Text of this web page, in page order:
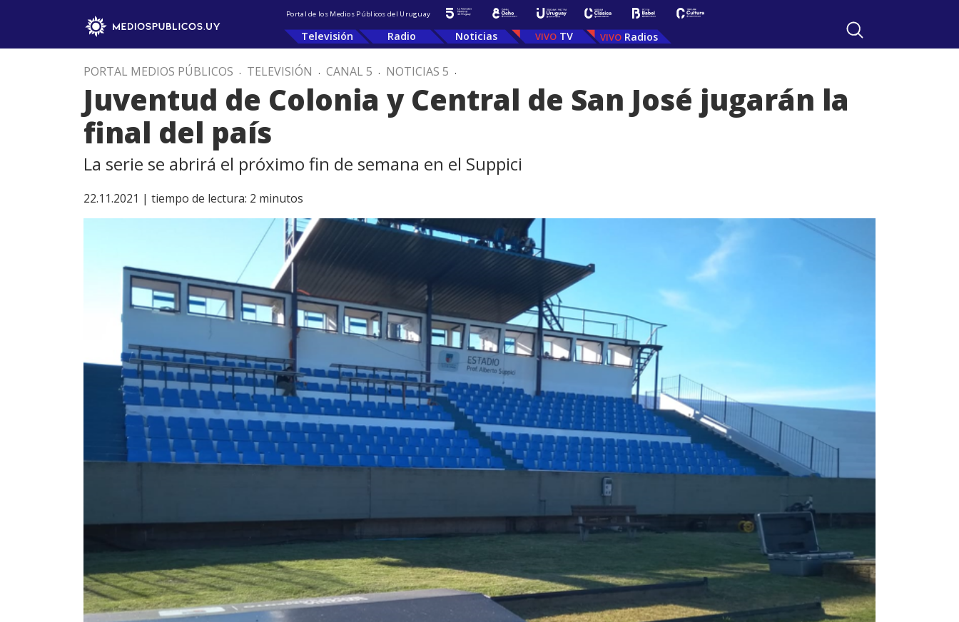
Portal de los Medios Públicos del Uruguay
Televisión Radio Noticias TV Radios
PORTAL MEDIOS PÚBLICOS . TELEVISIÓN . CANAL 5 . NOTICIAS 5 .
Juventud de Colonia y Central de San José jugarán la
final del país
La serie se abrirá el próximo fin de semana en el Suppici
22.11.2021 | tiempo de lectura: 2 minutos